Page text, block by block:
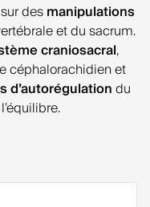
desmanipulations
et du sacrum.
craniosacral,
céphalorachidien et
d’autorégulationdu